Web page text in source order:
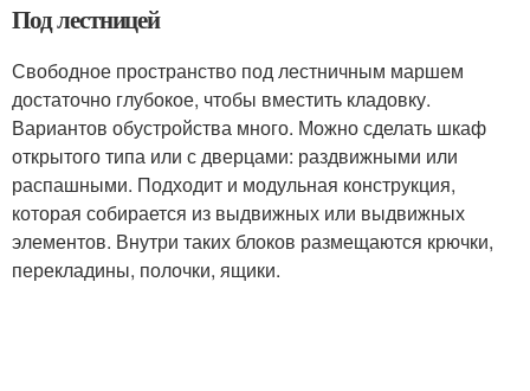
Под лестницей
Свободное пространство под лестничным маршем
достаточно глубокое, чтобы вместить кладовку.
Вариантов обустройства много. Можно сделать шкаф
открытого типа или с дверцами: раздвижными или
распашными. Подходит и модульная конструкция,
которая собирается из выдвижных или выдвижных
элементов. Внутри таких блоков размещаются крючки,
перекладины, полочки, ящики.